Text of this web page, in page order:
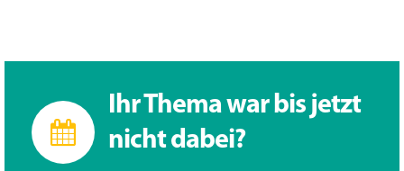
Ihr Thema war bis jetzt
nicht dabei?